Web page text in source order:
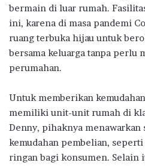
bermain di luar rumah.
ini, karena di masa pandemi
ruang terbuka hijau untuk
bersama keluarga tanpa perlu
perumahan.
Untuk memberikan
memiliki unit-unit rumah di
Denny, pihaknya
kemudahan pembelian, seperti
ringan bagi konsumen. Selain